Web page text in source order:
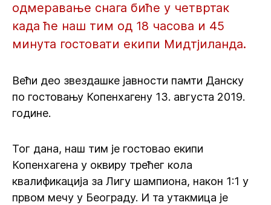
одмеравање снага биће у четвртак
када ће наш тим од 18 часова и 45
минута гостовати екипи Мидтјиланда.
Већи део звездашке јавности памти Данску
по гостовању Копенхагену 13. августа 2019.
године.
Тог дана, наш тим је гостовао екипи
Копенхагена у оквиру трећег кола
квалификација за Лигу шампиона, након 1:1 у
првом мечу у Београду. И та утакмица је